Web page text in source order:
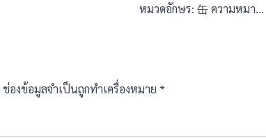
หมวดอักษร: 缶 ความหมา…
ช่องข้อมูลจำเป็นถูกทำเครื่องหมาย *